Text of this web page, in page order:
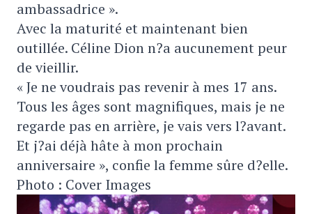
ambassadrice ».
Avec la maturité et maintenant bien
outillée. Céline Dion n?a aucunement peur
de vieillir.
« Je ne voudrais pas revenir à mes 17 ans.
Tous les âges sont magnifiques, mais je ne
regarde pas en arrière, je vais vers l?avant.
Et j?ai déjà hâte à mon prochain
anniversaire », confie la femme sûre d?elle.
Photo : Cover Images